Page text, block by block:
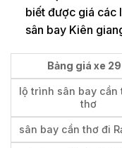
biết được giá các
sân bay Kiên
Bảng giá xe
lộ trình sân bay cần
thơ
sân bay cần thơ đi